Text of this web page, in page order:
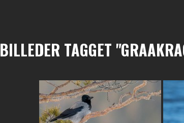
BILLEDER TAGGET